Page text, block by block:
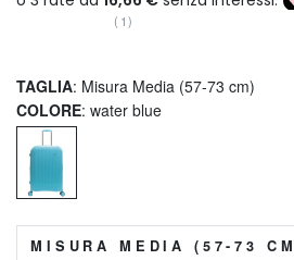
(1)
TAGLIA: Misura Media (57-73 cm)
COLORE: water blue
MISURA MEDIA (57-73